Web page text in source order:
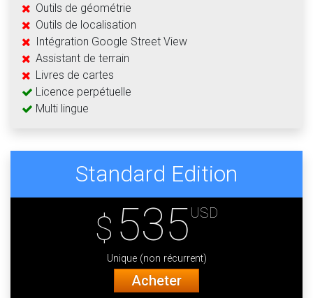
Outils de géométrie
Outils de localisation
Intégration Google Street View
Assistant de terrain
Livres de cartes
Licence perpétuelle
Multi lingue
Standard Edition
$ 535 USD
Unique (non récurrent)
Acheter